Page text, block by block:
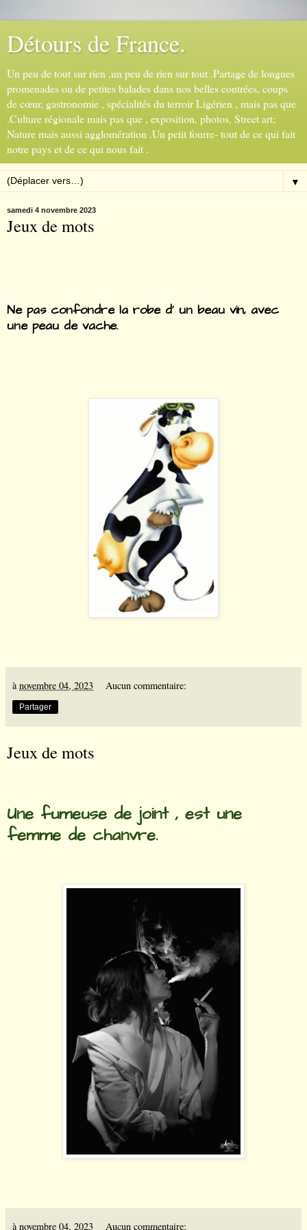
Détours de France.
Un peu de tout sur rien ,un peu de rien sur tout .Partage de longues
promenades ou de petites balades dans nos belles contrées, coups
de cœur, gastronomie , spécialités du terroir Ligérien , mais pas que
.Culture régionale mais pas que , exposition, photos, Street art;
Nature mais aussi agglomération .Un petit fourre- tout de ce qui fait
notre pays et de ce qui nous fait .
▼
samedi 4 novembre 2023
Jeux de mots
Ne pas confondre la robe d' un beau vin, avec
une peau de vache.
ànovembre 04, 2023 Aucun commentaire:
Partager
Jeux de mots
Une fumeuse de joint , est une
femme de chanvre.
ànovembre 04, 2023 Aucun commentaire: